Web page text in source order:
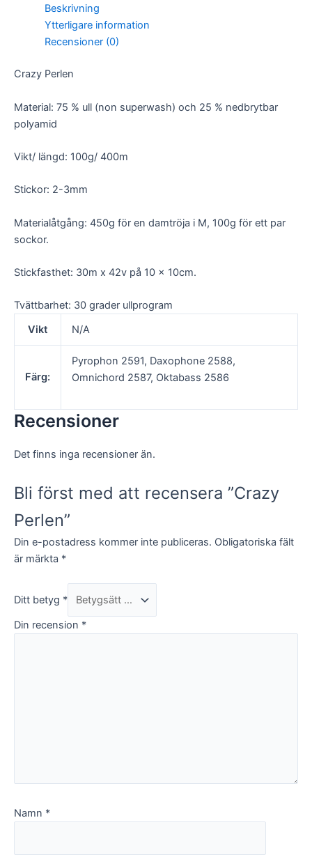
Beskrivning
Ytterligare information
Recensioner (0)
Crazy Perlen
Material: 75 % ull (non superwash) och 25 % nedbrytbar
polyamid
Vikt/ längd: 100g/ 400m
Stickor: 2-3mm
Materialåtgång: 450g för en damtröja i M, 100g för ett par
sockor.
Stickfasthet: 30m x 42v på 10 x 10cm.
Tvättbarhet: 30 grader ullprogram
Vikt
N/A
Färg:
Pyrophon 2591, Daxophone 2588,
Omnichord 2587, Oktabass 2586
Recensioner
Det finns inga recensioner än.
Bli först med att recensera ”Crazy
Perlen”
Din e-postadress kommer inte publiceras. Obligatoriska fält
är märkta *
Ditt betyg *
Din recension *
Namn *
fungera.
kunna
hemsidans
och
baserat på
används.
Upplevelse
prestera så
möjligt under
ditt besök.
Om du nekar
kommer viss
funktionalitet
hemsidan.
Marknadsföring
med dig av dina
intressen och
när du surfar
att få se
personligt
erbjudanden.